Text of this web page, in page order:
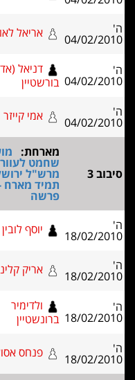
04/02/ אריאל לאופר
04/02/
דניאל (אדוארד)
בורשטיין
04/02/ אמי קייזר
3
מארחת:מועדון
שחמט לעוורים
מרש"ל ירושלים -
תמיד מארח -
פרשה
18/02/ יוסף לובין
18/02/ אריק קלינר
18/02/
ולדימיר
ברונשטיין
18/02/ פנחס אסולין